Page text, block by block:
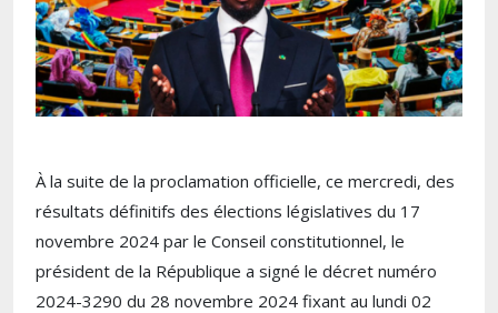
À la suite de la proclamation officielle, ce mercredi, des
résultats définitifs des élections législatives du 17
novembre 2024 par le Conseil constitutionnel, le
président de la République a signé le décret numéro
2024-3290 du 28 novembre 2024 fixant au lundi 02